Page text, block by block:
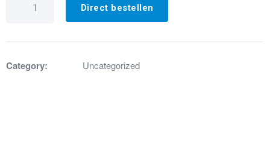
Compleet
met
Direct bestellen
Category: Uncategorized